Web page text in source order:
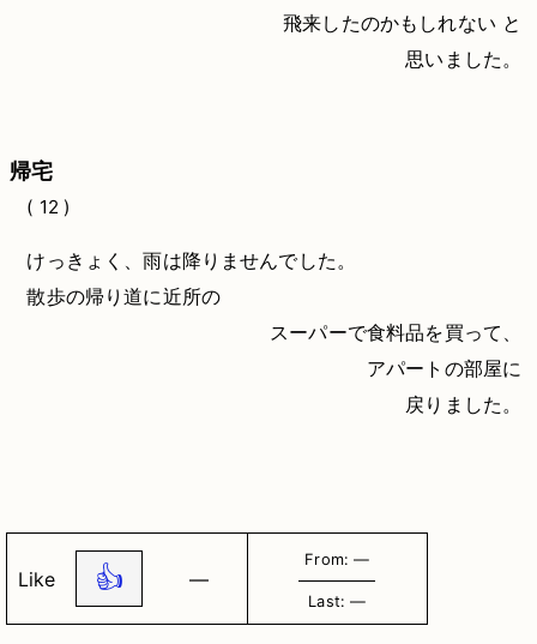
飛来したのかもしれない と
思いました。
帰宅
( 12 )
けっきょく、雨は降りませんでした。
散歩の帰り道に近所の
スーパーで食料品を買って、
アパートの部屋に
戻りました。
Like 👍 ―
From: ―
Last: ―